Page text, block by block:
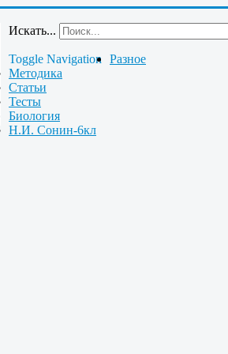
Искать...
Toggle Navigation
Разное
Методика
Статьи
Тесты
Биология
Н.И. Сонин-6кл